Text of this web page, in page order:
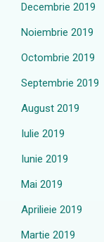
Decembrie 2019
Noiembrie 2019
Octombrie 2019
Septembrie 2019
August 2019
Iulie 2019
Iunie 2019
Mai 2019
Aprilieie 2019
Martie 2019